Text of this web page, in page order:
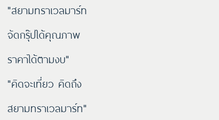
"สยามทราเวลมาร์ท
จัดกรุ๊ปได้คุณภาพ
ราคาได้ตามงบ"
"คิดจะเที่ยว คิดถึง
สยามทราเวลมาร์ท"